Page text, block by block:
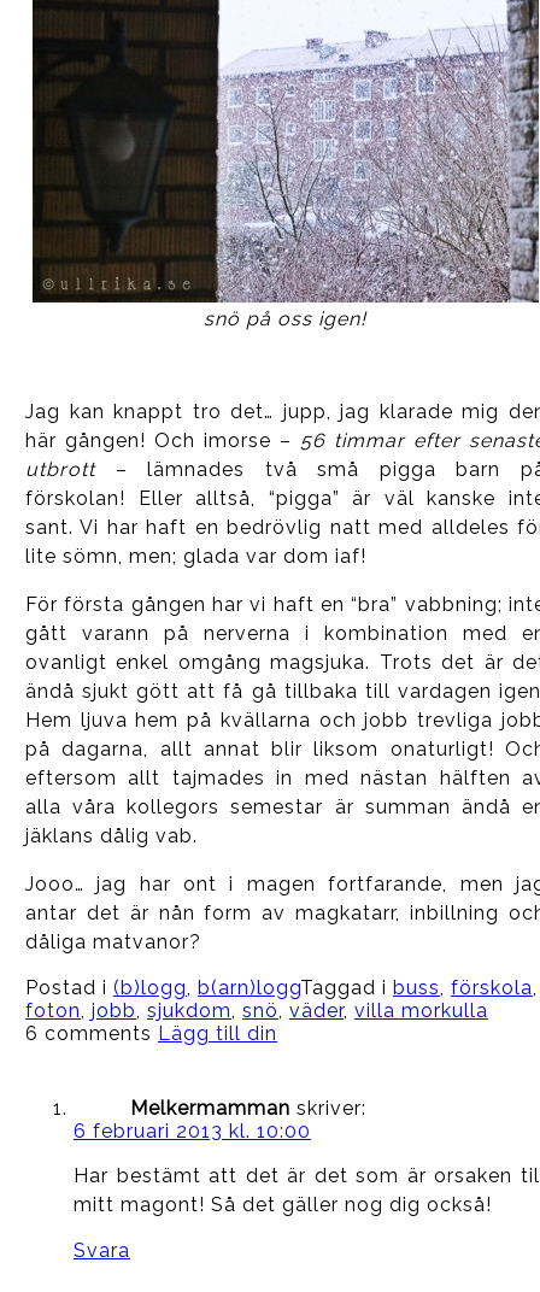
snö på oss igen!
Jag kan knappt tro det… jupp, jag klarade mig
här gången! Och imorse – 56 timmar efter
utbrott– lämnades två små pigga barn
förskolan! Eller alltså, “pigga” är väl kanske
sant. Vi har haft en bedrövlig natt med alldeles
lite sömn, men; glada var dom iaf!
För första gången har vi haft en “bra” vabbning;
gått varann på nerverna i kombination med
ovanligt enkel omgång magsjuka. Trots det är
ändå sjukt gött att få gå tillbaka till vardagen
Hem ljuva hem på kvällarna och jobb trevliga
på dagarna, allt annat blir liksom onaturligt!
eftersom allt tajmades in med nästan hälften
alla våra kollegors semestar är summan ändå
jäklans dålig vab.
Jooo… jag har ont i magen fortfarande, men
antar det är nån form av magkatarr, inbillning
dåliga matvanor?
Postad i (b)logg, b(arn)loggTaggad i buss, förskola,
foton, jobb, sjukdom, snö, väder, villa morkulla
6 comments Lägg till din
Melkermamman skriver:
6 februari 2013 kl. 10:00
Har bestämt att det är det som är orsaken
mitt magont! Så det gäller nog dig också!
Svara